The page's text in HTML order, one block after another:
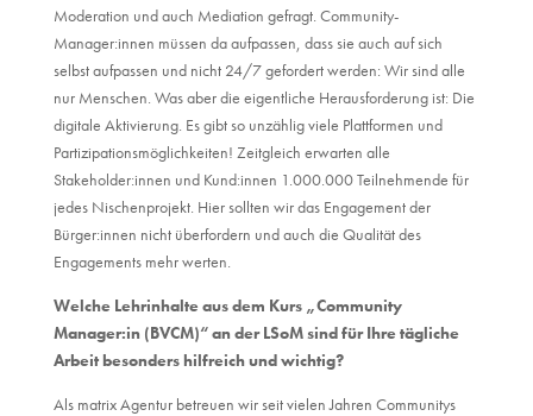
Moderation und auch Mediation gefragt. Community-
Manager:innen müssen da aufpassen, dass sie auch auf sich
selbst aufpassen und nicht 24/7 gefordert werden: Wir sind alle
nur Menschen. Was aber die eigentliche Herausforderung ist: Die
digitale Aktivierung. Es gibt so unzählig viele Plattformen und
Partizipationsmöglichkeiten! Zeitgleich erwarten alle
Stakeholder:innen und Kund:innen 1.000.000 Teilnehmende für
jedes Nischenprojekt. Hier sollten wir das Engagement der
Bürger:innen nicht überfordern und auch die Qualität des
Engagements mehr werten.
Welche Lehrinhalte aus dem Kurs „Community
Manager:in (BVCM)“ an der LSoM sind für Ihre tägliche
Arbeit besonders hilfreich und wichtig?
Als matrix Agentur betreuen wir seit vielen Jahren Communitys